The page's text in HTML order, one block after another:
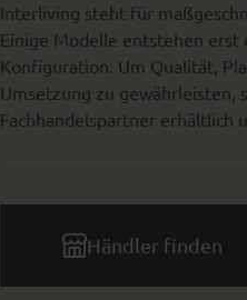
Interliving steht für
Einige Modelle entstehen erst
Konfiguration. Um Qualität,
Umsetzung zu gewährleisten,
Fachhandelspartner erhältlich
Händler finden